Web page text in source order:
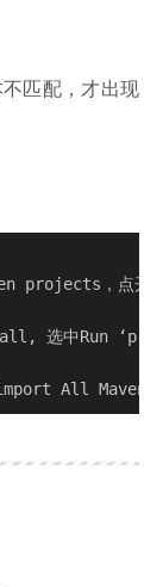
匹配，才出现
projects，点
选中Run
All Maven